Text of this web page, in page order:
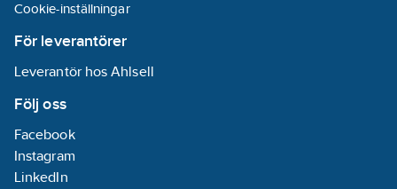
Cookie-inställningar
För leverantörer
Leverantör hos Ahlsell
Följ oss
Facebook
Instagram
LinkedIn